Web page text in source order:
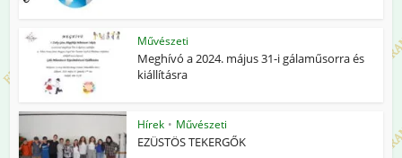
Művészeti
Meghívó a 2024. május 31-i gálaműsorra és
kiállításra
Hírek • Művészeti
EZÜSTÖS TEKERGŐK